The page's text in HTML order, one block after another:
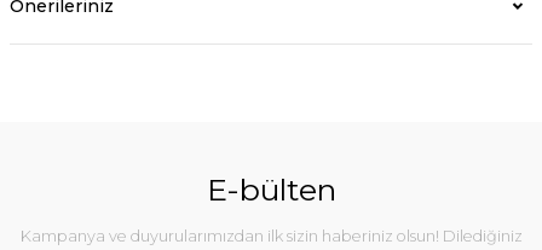
Önerileriniz
E-bülten
Kampanya ve duyurularımızdan ilk sizin haberiniz olsun! Dilediğiniz